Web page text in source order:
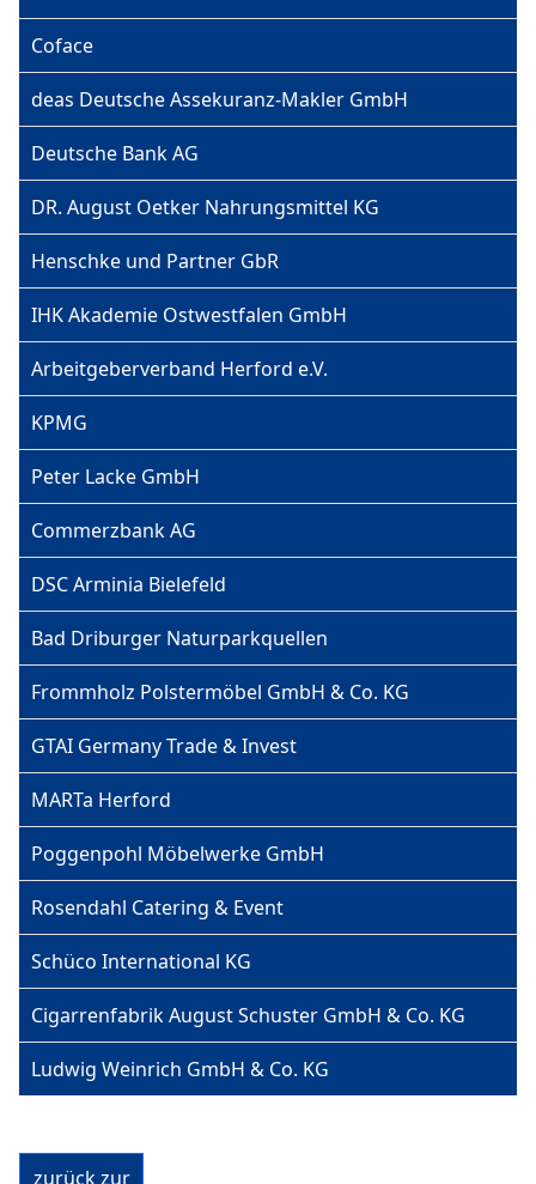
Coface
deas Deutsche Assekuranz-Makler GmbH
Deutsche Bank AG
DR. August Oetker Nahrungsmittel KG
Henschke und Partner GbR
IHK Akademie Ostwestfalen GmbH
Arbeitgeberverband Herford e.V.
KPMG
Peter Lacke GmbH
Commerzbank AG
DSC Arminia Bielefeld
Bad Driburger Naturparkquellen
Frommholz Polstermöbel GmbH & Co. KG
GTAI Germany Trade & Invest
MARTa Herford
Poggenpohl Möbelwerke GmbH
Rosendahl Catering & Event
Schüco International KG
Cigarrenfabrik August Schuster GmbH & Co. KG
Ludwig Weinrich GmbH & Co. KG
zurück zur